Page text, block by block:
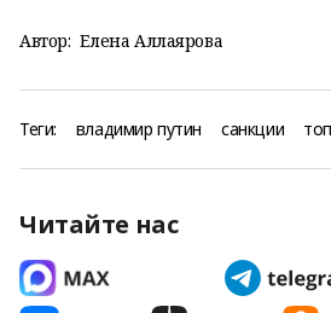
Автор: Елена Аллаярова
Теги: владимир путин санкции
Читайте нас